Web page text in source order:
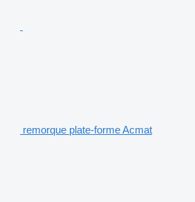
remorque plate-forme Acmat